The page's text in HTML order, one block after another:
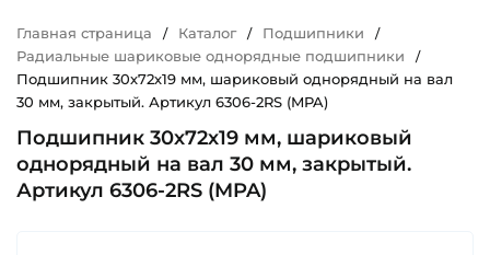
Главная страница / Каталог / Подшипники /
Радиальные шариковые однорядные подшипники /
Подшипник 30х72х19 мм, шариковый однорядный на вал
30 мм, закрытый. Артикул 6306-2RS (MPA)
Подшипник 30х72х19 мм, шариковый
однорядный на вал 30 мм, закрытый.
Артикул 6306-2RS (MPA)